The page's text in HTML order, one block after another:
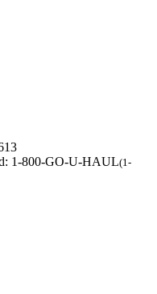
1-800-GO-U-HAUL(1-